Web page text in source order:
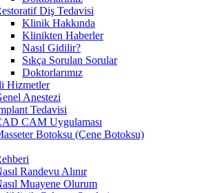
Diş Tedavisi
Klinik Hakkında
Klinikten Haberler
Nasıl Gidilir?
Sıkça Sorulan Sorular
Doktorlarımız
Hizmetler
Anestezi
Tedavisi
CAM Uygulaması
Botoksu (Çene Botoksu)
Randevu Alınır
Muayene Olurum